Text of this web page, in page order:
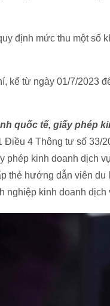
định mức thu một số
kể từ ngày 01/7/2023
quốc tế, giấy phép
Điều 4 Thông tư số 33/
phép kinh doanh dịch
thẻ hướng dẫn viên du
nghiệp kinh doanh